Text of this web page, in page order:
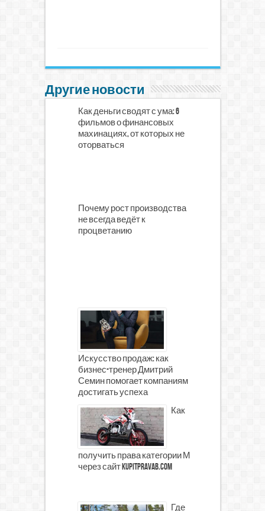
Другие новости
Как деньги сводят с ума: 6
фильмов о финансовых
махинациях, от которых не
оторваться
Почему рост производства
не всегда ведёт к
процветанию
Искусство продаж: как
бизнес-тренер Дмитрий
Семин помогает компаниям
достигать успеха
Как
получить права категории М
через сайт kupitpravab.com
Где